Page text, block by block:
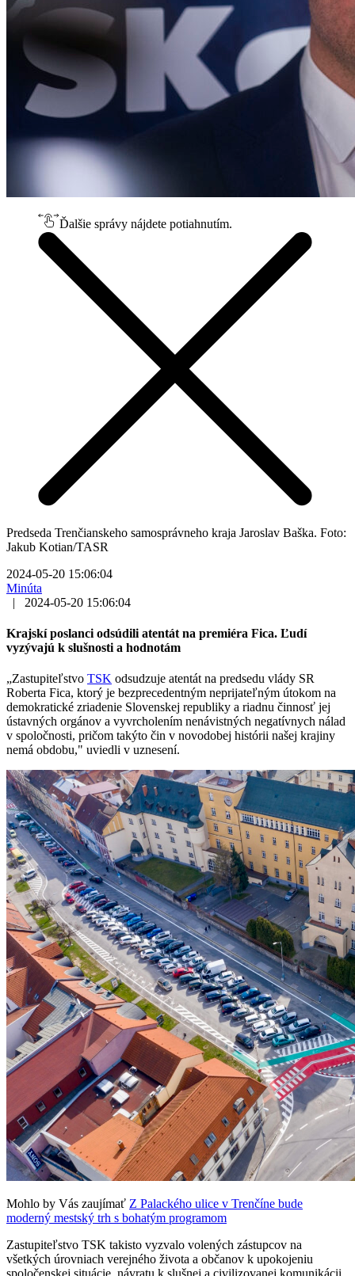
Ďalšie správy nájdete potiahnutím.
Predseda Trenčianskeho samosprávneho kraja Jaroslav Baška. Foto:
Jakub Kotian/TASR
2024-05-20 15:06:04
Minúta
|
2024-05-20 15:06:04
Krajskí poslanci odsúdili atentát na premiéra Fica. Ľudí
vyzývajú k slušnosti a hodnotám
„Zastupiteľstvo TSK odsudzuje atentát na predsedu vlády SR
Roberta Fica, ktorý je bezprecedentným neprijateľným útokom na
demokratické zriadenie Slovenskej republiky a riadnu činnosť jej
ústavných orgánov a vyvrcholením nenávistných negatívnych nálad
v spoločnosti, pričom takýto čin v novodobej histórii našej krajiny
nemá obdobu," uviedli v uznesení.
Mohlo by Vás zaujímať Z Palackého ulice v Trenčíne bude
moderný mestský trh s bohatým programom
Zastupiteľstvo TSK takisto vyzvalo volených zástupcov na
všetkých úrovniach verejného života a občanov k upokojeniu